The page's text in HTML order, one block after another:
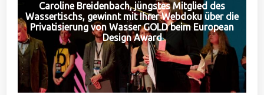
Caroline Breidenbach, jüngstes Mitglied des
Wassertischs, gewinnt mit Ihrer Webdoku über die
Privatisierung von Wasser GOLD beim European
Design Award